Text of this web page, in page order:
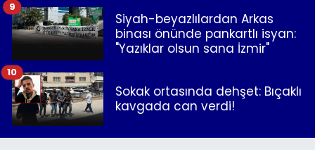
Siyah-beyazlılardan Arkas
binası önünde pankartlı isyan:
"Yazıklar olsun sana İzmir"
9
Sokak ortasında dehşet: Bıçaklı
kavgada can verdi!
10